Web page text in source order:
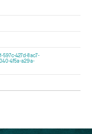
597c-427d-8ac7-
4f5a-a29a-